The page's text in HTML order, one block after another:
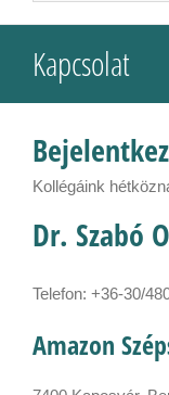
Kapcsolat
Kollégáink
Dr. Szabó
Telefon: +36-30/
Amazon